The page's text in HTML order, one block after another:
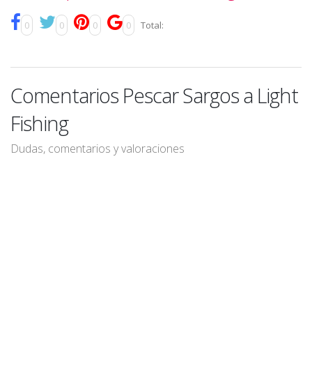
0 0 0 0 Total:
Comentarios Pescar Sargos a Light
Fishing
Dudas, comentarios y valoraciones